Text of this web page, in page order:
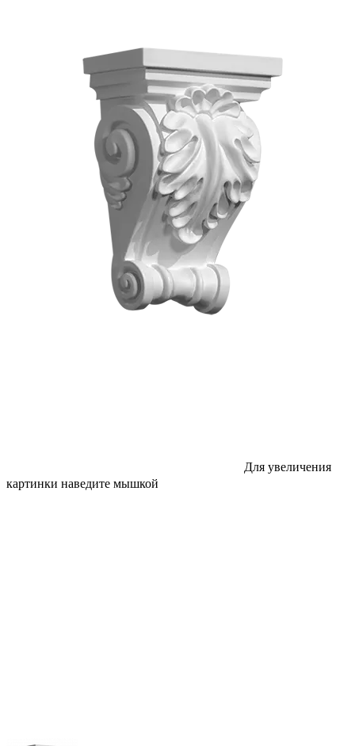
Для увеличения
картинки наведите мышкой